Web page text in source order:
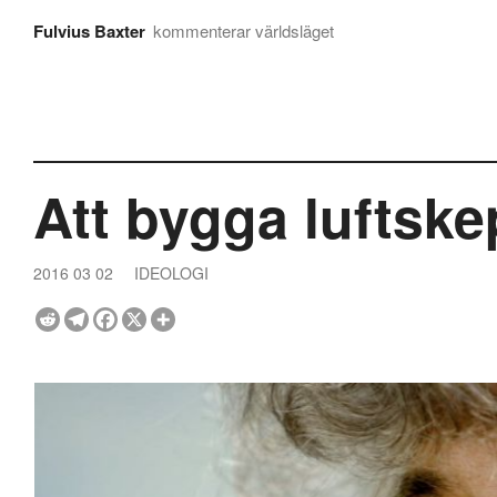
Fulvius Baxter kommenterar världsläget
Att bygga
2016 03 02 IDEOLOGI